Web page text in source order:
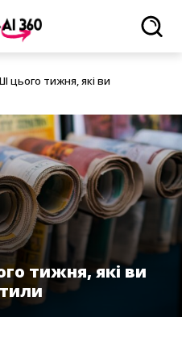
тижня, які ви випадково
цього тижня, які ви
тижня, які ви